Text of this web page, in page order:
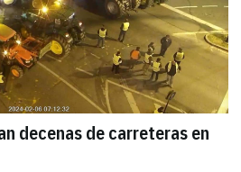
decenas de carreteras en